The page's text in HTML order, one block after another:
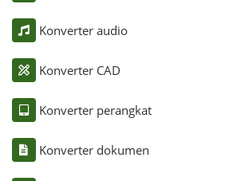
Konverter audio
Konverter CAD
Konverter perangkat
Konverter dokumen